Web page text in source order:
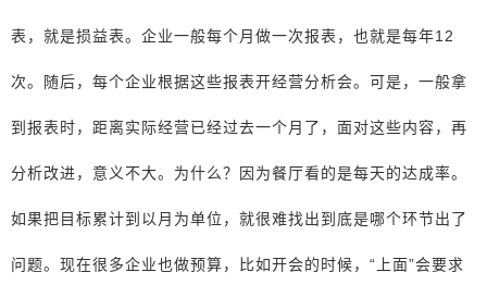
表，就是损益表。企业一般每个月做一次报表，也就是每年12
次。随后，每个企业根据这些报表开经营分析会。可是，一般拿
到报表时，距离实际经营已经过去一个月了，面对这些内容，再
分析改进，意义不大。为什么？因为餐厅看的是每天的达成率。
如果把目标累计到以月为单位，就很难找出到底是哪个环节出了
问题。现在很多企业也做预算，比如开会的时候，“上面”会要求